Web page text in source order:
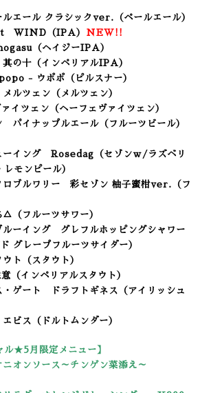
エール クラシックver.（ペールエール）
WIND （IPA） NEW!!
（ヘイジーIPA）
の十（インペリアルIPA）
- ウポポ（ピルスナー）
ルツェン（メルツェン）
ツェン（ヘーフェヴァイツェン）
パイナップルエール（フルーツビール）
ーイング Rosedag（セゾンｗ/ラズベリ
モンピール）
ロブルワリー 彩セゾン 柚子蜜柑ver. （フ
フルーツサワー）
ーイング グレフルホッピングシャワー
グレープフルーツサイダー）
ト（スタウト）
（インペリアルスタウト）
ゲート ドラフトギネス（アイリッシュ
ビス（ドルトムンダー）
ル★5 月限定メニュー】
ニオンソース～チンゲン菜添え～